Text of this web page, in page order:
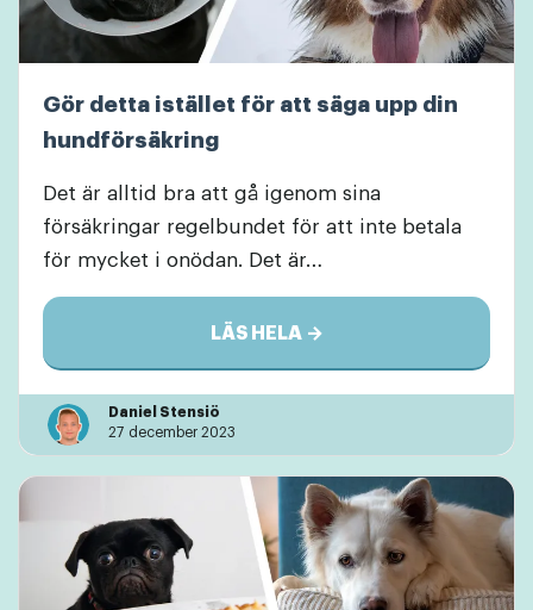
Gör detta istället för att säga upp din
hundförsäkring
Det är alltid bra att gå igenom sina
försäkringar regelbundet för att inte betala
för mycket i onödan. Det är…
LÄS HELA →
Daniel Stensiö
27 december 2023